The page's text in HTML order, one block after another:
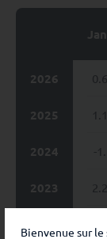
2026
2025
2024 -
2023
Bienvenue sur le